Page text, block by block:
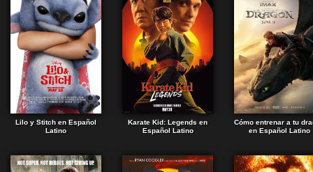
Lilo y Stitch en Español
Latino
Karate Kid: Legends en
Español Latino
Cómo entrenar a tu
en Español Latino